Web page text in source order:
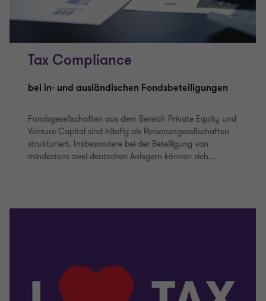
Tax Compliance
bei in- und ausländischen Fondsbeteiligungen
Fondsgesellschaften aus dem Bereich Private Equity und
Venture Capital sind häufig als Personengesellschaften
strukturiert. Insbesondere bei der Beteiligung von
mindestens zwei deutschen Anlegern können sich…